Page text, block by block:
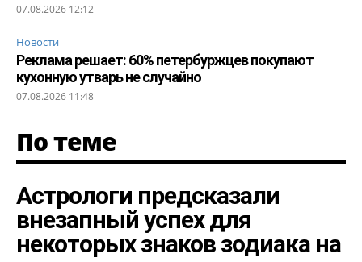
07.08.2026 12:12
Новости
Реклама решает: 60% петербуржцев покупают
кухонную утварь не случайно
07.08.2026 11:48
По теме
Астрологи предсказали
внезапный успех для
некоторых знаков зодиака на